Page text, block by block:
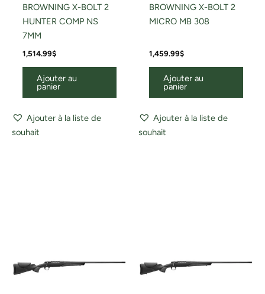
BROWNING X-BOLT 2
HUNTER COMP NS
7MM
1,514.99$
Ajouter au
panier
Ajouter à la liste de
souhait
BROWNING X-BOLT 2
MICRO MB 308
1,459.99$
Ajouter au
panier
Ajouter à la liste de
souhait